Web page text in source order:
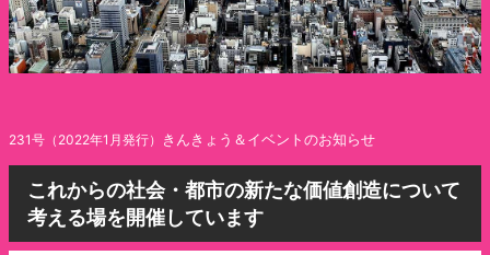
231号（2022年1月発行） きんきょう＆イベントのお知らせ
これからの社会・都市の新たな価値創造について
考える場を開催しています